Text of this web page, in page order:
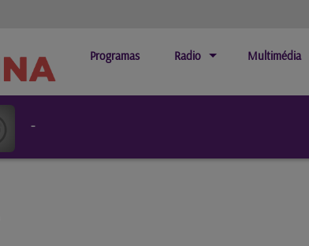
Programas Radio Multimédia
-